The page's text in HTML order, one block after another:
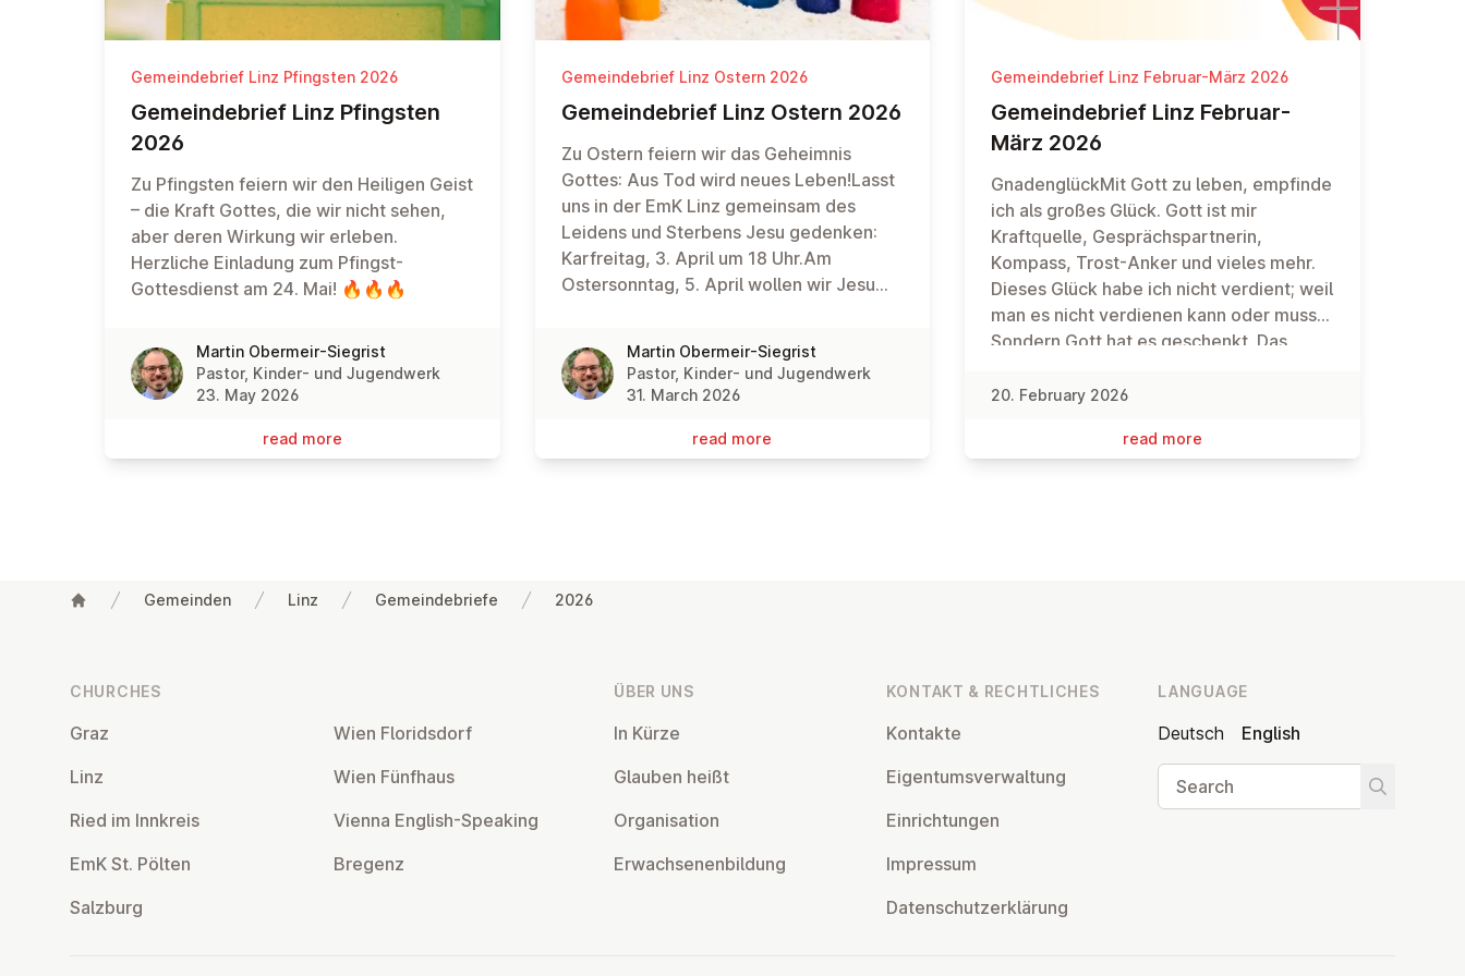
Gemeindebrief Linz Pfingsten 2026
Ge­meinde­brief Linz Pfingsten
2026
Zu Pfingsten feiern wir den Heiligen Geist
– die Kraft Gottes, die wir nicht sehen,
aber deren Wirkung wir erleben.
Herzliche Einladung zum Pfingst-
Gottesdienst am 24. Mai! 🔥🔥🔥
Martin Obermeir-Siegrist
Pastor, Kinder- und Jugendwerk
23. May 2026
read more
Gemeindebrief Linz Ostern 2026
Ge­meinde­brief Linz Ostern 2026
Zu Ostern feiern wir das Geheimnis
Gottes: Aus Tod wird neues Leben!Lasst
uns in der EmK Linz gemeinsam des
Leidens und Sterbens Jesu gedenken:
Karfreitag, 3. April um 18 Uhr.Am
Ostersonntag, 5. April wollen wir Jesu
Frühstück9.30 Uhr Gottesdienst für Klein
und Groß mit Abendmahl
Martin Obermeir-Siegrist
Pastor, Kinder- und Jugendwerk
31. March 2026
read more
Gemeindebrief Linz Februar-März 2026
Ge­meinde­brief Linz Februar-
März 2026
GnadenglückMit Gott zu leben, empfinde
ich als großes Glück. Gott ist mir
Kraftquelle, Gesprächspartnerin,
Kompass, Trost-Anker und vieles mehr.
Dieses Glück habe ich nicht verdient; weil
man es nicht verdienen kann oder muss.
Sondern Gott hat es geschenkt. Das
in unserer Welt gibt es aber auch vieles,
Manchmal sind Schicksale in meiner
Glück, das Gott mir schenkt. Ein Glück,
trotzt.Erfüllt vom Glück des Glaubens zu
leben gelingt mir meistens dann am
besten, wenn ich die Beziehung mit Gott
pflege. Die Fastenzeit vor Ostern ist für
mir die Mahnung aus Jesaja 58 im Ohr:
20. February 2026
read more
Gemeinden Linz Gemeindebriefe 2026
CHURCHES
Graz
Linz
Ried im Innkreis
EmK St. Pölten
Salzburg
Wien Flor­idsdorf
Wien Fünfhaus
Vienna English-Speaking
Bregenz
ÜBER UNS
In Kürze
Glauben heißt
Or­gan­isa­tion
Er­wach­sen­en­bildung
KONTAKT & RECHT­LICHES
Kontakte
Ei­gentums­ver­wal­tung
Ein­rich­tun­gen
Impressum
Datens­chutzerklärung
LANGUAGE
Deutsch
English
Search
Start